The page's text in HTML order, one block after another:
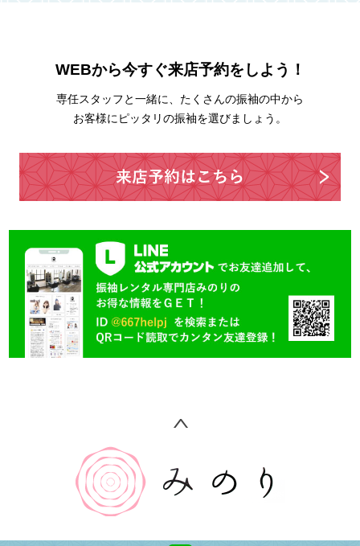
WEBから今すぐ来店予約をしよう！
専任スタッフと一緒に、たくさんの振袖の中から
お客様にピッタリの振袖を選びましょう。